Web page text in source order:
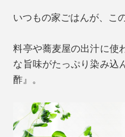
いつもの家ごはんが、こ
料亭や蕎麦屋の出汁に使
な旨味がたっぷり染み込
酢』。